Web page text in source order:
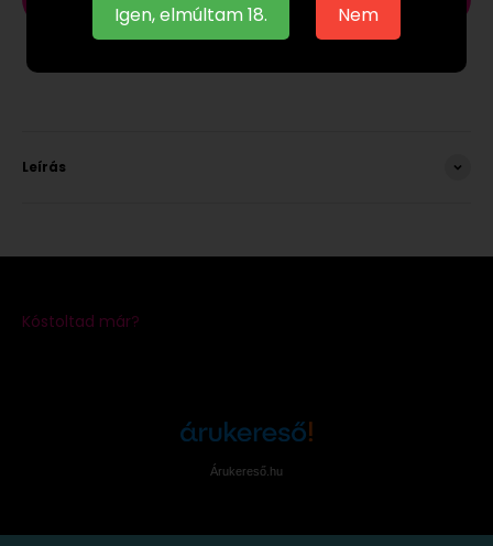
Igen, elmúltam 18. Nem
Leírás
Árukereső.hu